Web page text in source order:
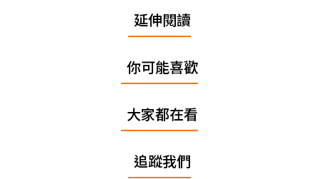
延伸閱讀
你可能喜歡
大家都在看
追蹤我們